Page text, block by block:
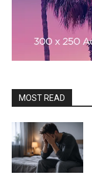
MOST READ